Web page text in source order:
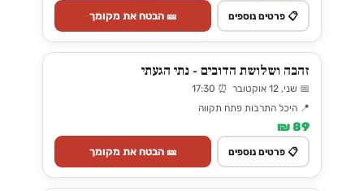
📋 פרטים נוספים 🎫 הבטח את מקומך
זהבה ושלושת הדובים - נתי הגעתי
📅 שני, 12 אוקטובר ⏰ 17:30
📍 היכל התרבות פתח תקווה
89 ₪
📋 פרטים נוספים 🎫 הבטח את מקומך